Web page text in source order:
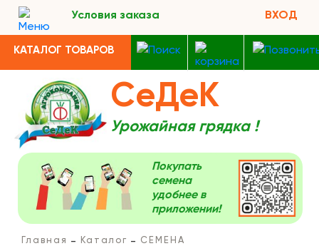
Условия заказа ВХОД
КАТАЛОГ ТОВАРОВ
СеДеК
Урожайная грядка !
Покупать
семена
удобнее в
приложении!
Главная Каталог
СЕМЕНА